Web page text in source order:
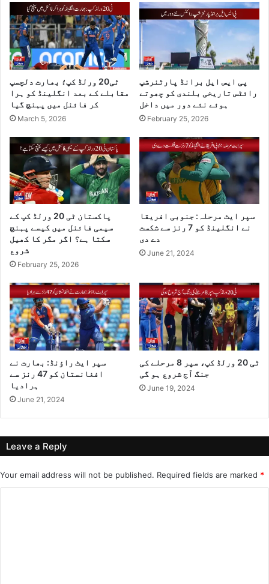
ٹی20 ورلڈ کپ؛ بھارت دلچسپ
مقابلے کے بعد انگلینڈ کو ہرا
کر فائنل میں پہنچ گیا
March 5, 2026
پی ایس ایل برانڈ پارٹنرشپ
رائٹس تاریخی بلندی کو چھوتے
ہوئے نئے دور میں داخل
February 25, 2026
پاکستان ٹی 20 ورلڈ کپ کے
سیمی فائنل میں کیسے پہنچ
سکتا ہے؟ اگر مگر کا کھیل
شروع
February 25, 2026
سپر ایٹ مرحلہ: جنوبی افریقا
نے انگلینڈ کو 7 رنز سے شکست
دے دی
June 21, 2024
سپر ایٹ راؤنڈ: بھارت نے
افغانستان کو 47 رنز سے
ہرادیا
June 21, 2024
ٹی 20 ورلڈ کپ، سپر 8 مرحلے کی
جنگ آج شروع ہو گی
June 19, 2024
Leave a Reply
Your email address will not be published. Required fields are marked *